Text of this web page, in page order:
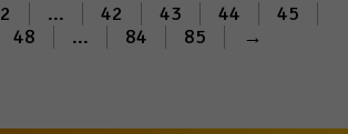
2 ... 42 43 44
45
48 ... 84 85 →